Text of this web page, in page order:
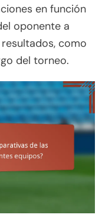
en función
oponente a
como
del torneo.